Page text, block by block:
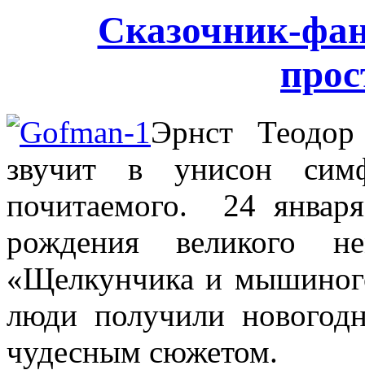
Сказочник-
Эрнст
звучит в унисон
почитаемого. 24
рождения великого
«Щелкунчика и
люди получили
чудесным сюжетом.